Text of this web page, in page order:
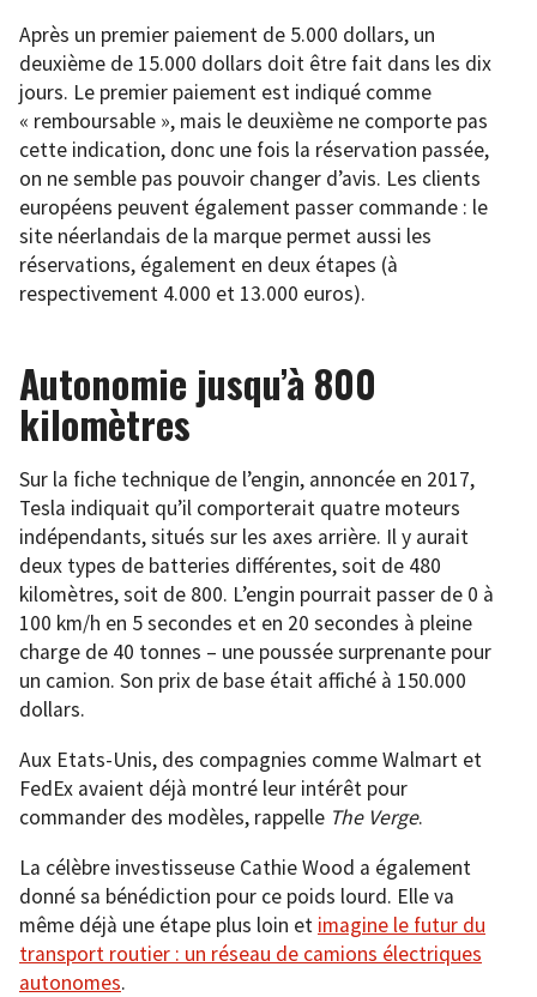
Après un premier paiement de 5.000 dollars, un
deuxième de 15.000 dollars doit être fait dans les dix
jours. Le premier paiement est indiqué comme
« remboursable », mais le deuxième ne comporte pas
cette indication, donc une fois la réservation passée,
on ne semble pas pouvoir changer d’avis. Les clients
européens peuvent également passer commande : le
site néerlandais de la marque permet aussi les
réservations, également en deux étapes (à
respectivement 4.000 et 13.000 euros).
Autonomie jusqu’à 800
kilomètres
Sur la fiche technique de l’engin, annoncée en 2017,
Tesla indiquait qu’il comporterait quatre moteurs
indépendants, situés sur les axes arrière. Il y aurait
deux types de batteries différentes, soit de 480
kilomètres, soit de 800. L’engin pourrait passer de 0 à
100 km/h en 5 secondes et en 20 secondes à pleine
charge de 40 tonnes – une poussée surprenante pour
un camion. Son prix de base était affiché à 150.000
dollars.
Aux Etats-Unis, des compagnies comme Walmart et
FedEx avaient déjà montré leur intérêt pour
commander des modèles, rappelle The Verge.
La célèbre investisseuse Cathie Wood a également
donné sa bénédiction pour ce poids lourd. Elle va
même déjà une étape plus loin et imagine le futur du
transport routier : un réseau de camions électriques
autonomes.